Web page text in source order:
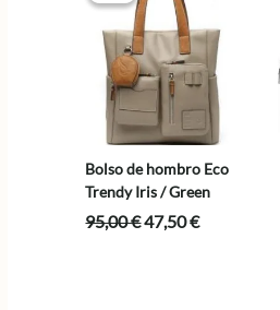
Bolso de hombro Eco
Trendy Iris / Green
95,00€El
47,50€El